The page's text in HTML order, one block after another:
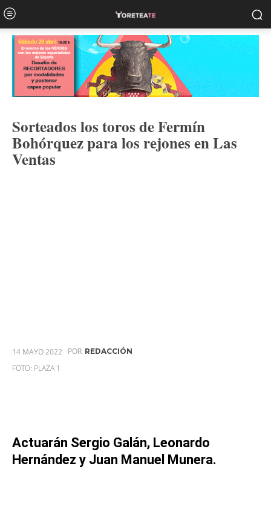
Sorteados los toros de Fermín
Bohórquez para los rejones en Las
Ventas
14 MAYO 2022 POR REDACCIÓN
FOTO: PLAZA 1
Actuarán Sergio Galán, Leonardo
Hernández y Juan Manuel Munera.